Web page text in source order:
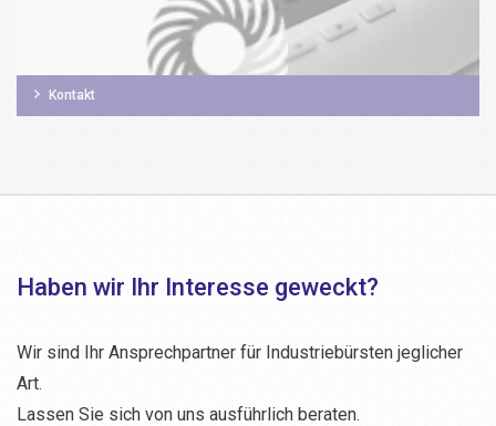
Kontakt
Haben wir Ihr Interesse geweckt?
Wir sind Ihr Ansprechpartner für Industriebürsten jeglicher
Art.
Lassen Sie sich von uns ausführlich beraten.